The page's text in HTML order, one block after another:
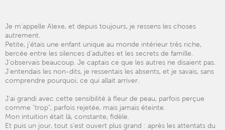
Je m’appelle Alexe, et depuis toujours, je ressens les choses
autrement.
Petite, j’étais une enfant unique au monde intérieur très riche,
bercée entre les silences d’adultes et les secrets de famille.
J’observais beaucoup. Je captais ce que les autres ne disaient pas.
J’entendais les non-dits, je ressentais les absents, et je savais, sans
comprendre pourquoi, ce qui allait arriver.
J’ai grandi avec cette sensibilité à fleur de peau, parfois perçue
comme "trop", parfois rejetée, mais jamais éteinte.
Mon intuition était là, constante, fidèle.
Et puis un jour, tout s’est ouvert plus grand : après les attentats du